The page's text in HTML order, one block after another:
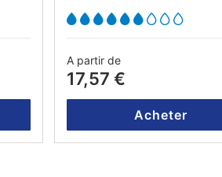
vêtement absorbant
A partir de
17,57 €
Acheter